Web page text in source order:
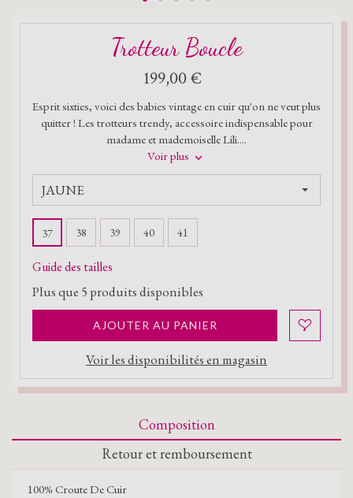
Trotteur Boucle
199,00 €
Esprit sixties, voici des babies vintage en cuir qu'on ne veut plus
quitter ! Les trotteurs trendy, accessoire indispensable pour
madame et mademoiselle Lili....
Voir plus
JAUNE
37 38 39 40 41
Guide des tailles
Plus que 5 produits disponibles
AJOUTER AU PANIER
Voir les disponibilités en magasin
Composition
Retour et remboursement
100% Croute De Cuir